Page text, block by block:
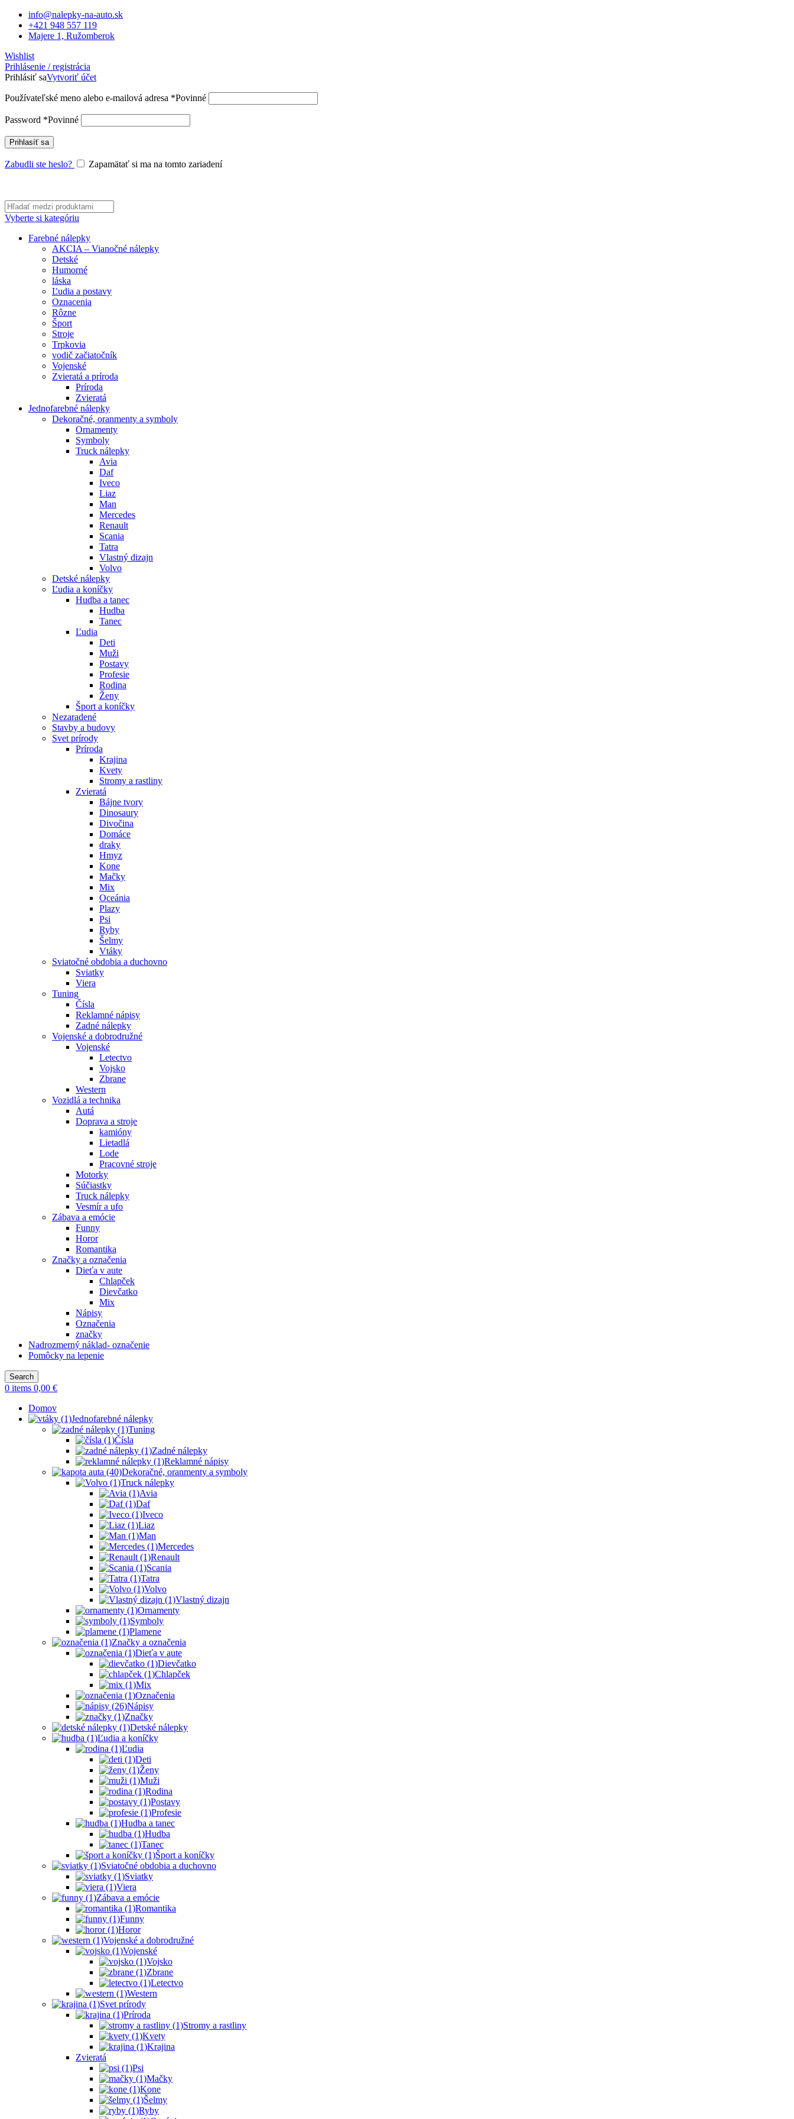
info@nalepky-na-auto.sk
+421 948 557 119
Majere 1, Ružomberok
Wishlist
Prihlásenie / registrácia
Prihlásiť saVytvoriť účet
Používateľské meno alebo e-mailová adresa *Povinné
Password *Povinné
Prihlasíť sa
Zabudli ste heslo? Zapamätať si ma na tomto zariadení
Vyberte si kategóriu
Farebné nálepky
AKCIA – Vianočné nálepky
Detské
Humorné
láska
Ľudia a postavy
Oznacenia
Rôzne
Šport
Stroje
Trpkovia
vodič začiatočník
Vojenské
Zvieratá a príroda
Príroda
Zvieratá
Jednofarebné nálepky
Dekoračné, oranmenty a symboly
Ornamenty
Symboly
Truck nálepky
Avia
Daf
Iveco
Liaz
Man
Mercedes
Renault
Scania
Tatra
Vlastný dizajn
Volvo
Detské nálepky
Ľudia a koníčky
Hudba a tanec
Hudba
Tanec
Ľudia
Deti
Muži
Postavy
Profesie
Rodina
Ženy
Šport a koníčky
Nezaradené
Stavby a budovy
Svet prírody
Príroda
Krajina
Kvety
Stromy a rastliny
Zvieratá
Bájne tvory
Dinosaury
Divočina
Domáce
draky
Hmyz
Kone
Mačky
Mix
Oceánia
Plazy
Psi
Ryby
Šelmy
Vtáky
Sviatočné obdobia a duchovno
Sviatky
Viera
Tuning
Čísla
Reklamné nápisy
Zadné nálepky
Vojenské a dobrodružné
Vojenské
Letectvo
Vojsko
Zbrane
Western
Vozidlá a technika
Autá
Doprava a stroje
kamióny
Lietadlá
Lode
Pracovné stroje
Motorky
Súčiastky
Truck nálepky
Vesmír a ufo
Zábava a emócie
Funny
Horor
Romantika
Značky a označenia
Dieťa v aute
Chlapček
Dievčatko
Mix
Nápisy
Označenia
značky
Nadrozmerný náklad- označenie
Pomôcky na lepenie
Search
0 items 0,00 €
Domov
Jednofarebné nálepky
Tuning
Čísla
Zadné nálepky
Reklamné nápisy
Dekoračné, oranmenty a symboly
Truck nálepky
Avia
Daf
Iveco
Liaz
Man
Mercedes
Renault
Scania
Tatra
Volvo
Vlastný dizajn
Ornamenty
Symboly
Plamene
Značky a označenia
Dieťa v aute
Dievčatko
Chlapček
Mix
Označenia
Nápisy
Značky
Detské nálepky
Ľudia a koníčky
Ľudia
Deti
Ženy
Muži
Rodina
Postavy
Profesie
Hudba a tanec
Hudba
Tanec
Šport a koníčky
Sviatočné obdobia a duchovno
Sviatky
Viera
Zábava a emócie
Romantika
Funny
Horor
Vojenské a dobrodružné
Vojenské
Vojsko
Zbrane
Letectvo
Western
Svet prírody
Príroda
Stromy a rastliny
Kvety
Krajina
Zvieratá
Psi
Mačky
Kone
Šelmy
Ryby